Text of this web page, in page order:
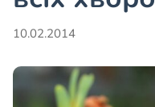
10.02.2014